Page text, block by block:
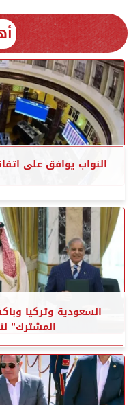
النواب يوافق على
السعودية وتركيا
المشترك”